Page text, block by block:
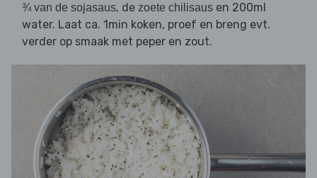
¾ van de sojasaus, de zoete chilisaus en 200ml
water. Laat ca. 1min koken, proef en breng evt.
verder op smaak met peper en zout.